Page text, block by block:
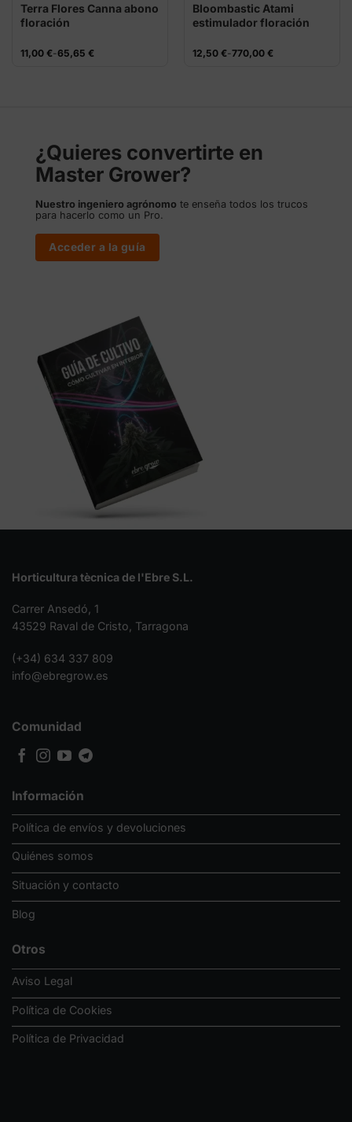
Terra Flores Canna abono
floración
11,00 €-65,65 €
Rango
de
Bloombastic Atami
estimulador floración
12,50 €-770,00 €
Rango
¿Quieres convertirte en
Master Grower?
Nuestro ingeniero agrónomo te enseña todos los trucos
para hacerlo como un Pro.
Acceder a la guía
Horticultura tècnica de l'Ebre S.L.
Carrer Ansedó, 1
43529 Raval de Cristo, Tarragona
(+34) 634 337 809
info@ebregrow.es
Información
Política de envíos y devoluciones
Quiénes somos
Situación y contacto
Blog
Otros
Aviso Legal
Política de Cookies
Política de Privacidad
Comunidad